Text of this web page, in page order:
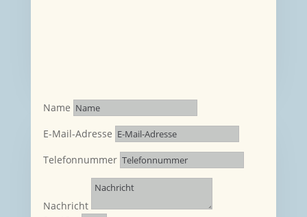
Name
E-Mail-Adresse
Telefonnummer
Nachricht